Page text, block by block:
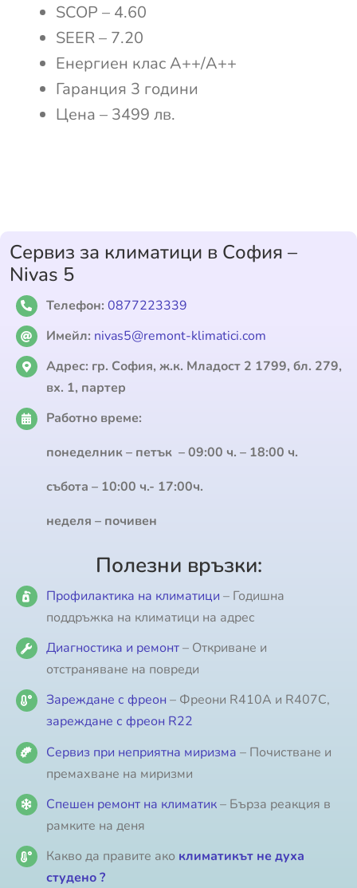
SCOP – 4.60
SEER – 7.20
Енергиен клас А++/А++
Гаранция 3 години
Цена – 3499 лв.
Сервиз за климатици в София –
Nivas 5
Телефон: 0877223339
Имейл: nivas5@remont-klimatici.com
Адрес: гр. София, ж.к. Младост 2 1799, бл. 279,
вх. 1, партер
Работно време:
понеделник – петък – 09:00 ч. – 18:00 ч.
събота – 10:00 ч.- 17:00ч.
неделя – почивен
Полезни връзки:
Профилактика на климатици – Годишна
поддръжка на климатици на адрес
Диагностика и ремонт– Откриване и
отстраняване на повреди
Зареждане с фреон – Фреони R410A и R407C,
зареждане с фреон R22
Сервиз при неприятна миризма – Почистване и
премахване на миризми
Спешен ремонт на климатик– Бърза реакция в
рамките на деня
Какво да правите ако климатикът не духа
студено ?